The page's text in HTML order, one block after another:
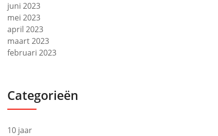
juni 2023
mei 2023
april 2023
maart 2023
februari 2023
Categorieën
10 jaar